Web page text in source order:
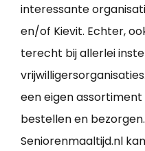
interessante
en/of Kievit. Echter,
terecht bij allerlei
een eigen
bestellen en
Seniorenmaaltijd.nl